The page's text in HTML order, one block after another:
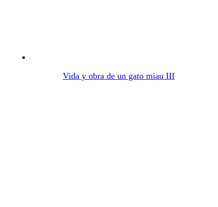
Vida y obra de un gato miau III